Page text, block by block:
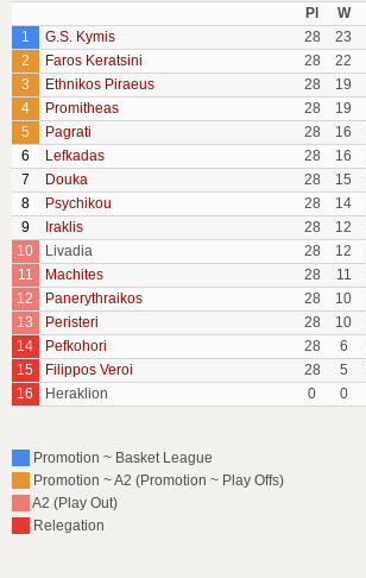
Pl W
1
G.S. Kymis 28 23
2
Faros Keratsini 28 22
3
Ethnikos Piraeus 28 19
4
Promitheas 28 19
5
Pagrati 28 16
6
Lefkadas 28 16
7
Douka 28 15
8
Psychikou 28 14
9
Iraklis 28 12
10
Livadia 28 12
11
Machites 28 11
12
Panerythraikos 28 10
13
Peristeri 28 10
14
Pefkohori 28 6
15
Filippos Veroi 28 5
16
Heraklion 0 0
Promotion ~ Basket League
Promotion ~ A2 (Promotion ~ Play Offs)
A2 (Play Out)
Relegation